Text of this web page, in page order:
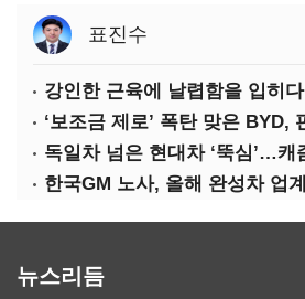
표진수
강인한 근육에 날렵함을 입히다
‘보조금 제로’ 폭탄 맞은 BYD,
한국GM 노사, 올해 완성차 업
뉴스리듬